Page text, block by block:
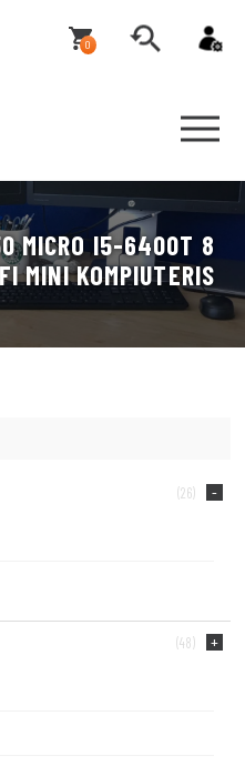
0
MICRO I5-6400T 8
MINI KOMPIUTERIS
(26)
(48)